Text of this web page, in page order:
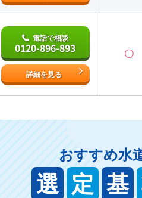
電話で相談
0120-896-893
詳細を見る
〇
おすすめ水
選 定 基